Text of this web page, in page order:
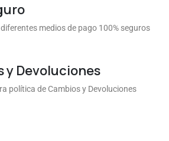
medios de pago 100% seguros
y Devoluciones
política de Cambios y Devoluciones